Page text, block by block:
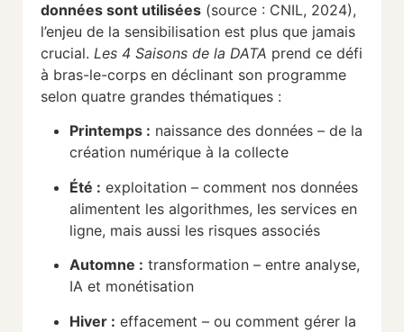
données sont utilisées (source : CNIL, 2024),
l’enjeu de la sensibilisation est plus que jamais
crucial. Les 4 Saisons de la DATA prend ce défi
à bras-le-corps en déclinant son programme
selon quatre grandes thématiques :
Printemps : naissance des données – de la
création numérique à la collecte
Été : exploitation – comment nos données
alimentent les algorithmes, les services en
ligne, mais aussi les risques associés
Automne : transformation – entre analyse,
IA et monétisation
Hiver : effacement – ou comment gérer la